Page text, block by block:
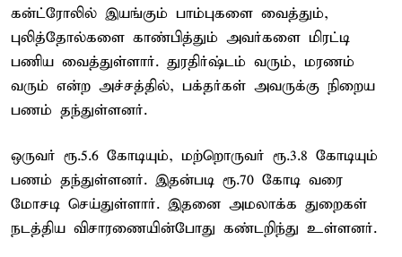
கன்ட்ரோலில் இயங்கும் பாம்புகளை வைத்தும்,
புலித்தோல்களை காண்பித்தும் அவர்களை மிரட்டி
பணிய வைத்துள்ளார். துரதிர்ஷ்டம் வரும், மரணம்
வரும் என்ற அச்சத்தில், பக்தர்கள் அவருக்கு நிறைய
பணம் தந்துள்ளனர்.
ஒருவர் ரூ.5.6 கோடியும், மற்றொருவர் ரூ.3.8 கோடியும்
பணம் தந்துள்ளனர். இதன்படி ரூ.70 கோடி வரை
மோசடி செய்துள்ளார். இதனை அமலாக்க துறைகள்
நடத்திய விசாரணையின்போது கண்டறிந்து உள்ளனர்.